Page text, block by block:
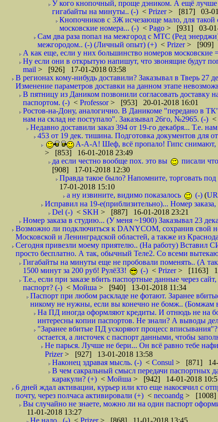
У кого кнопочный, проще дэником. А ещё лучше
гигабайты на минуты.. (-) < Prizer> [817] 03-
Кнопочников с 3Ж исчезающе мало, для такой
московские номера... (-) < Pago > [931] 03-01-
Сам два раза попал на межгород с МТС (Ред
межгородом.. (-) (Личный опыт) (+) < Prizer> [909]
А как еще, если у них большинство номеров московские
Ну если они в открытую напишут, что звонящие будут
mail > [926] 17-01-2018 03:58
В регионах кому-нибудь доставили? Заказывал в Тверь 27
Изменение параметров доставки на данном этапе
В пятницу из Даником позвонили согласовать доставку
паспортом. (-) < Professor> [953] 20-01-2018 16:01
Ростов-на-Дону, аналогично. В Даникоме "передано в
нам на склад не поступало". Заказывал 26го, №2965. (-) <
Недавно доставили заказ 394 от 19-го декабря... Т.е.
453 от 19 дек. тишина. Подготовка документов для
А-А-А! Шеф, всё пропало! Гипс снимают,
> [853] 16-01-2018 23:49
да если честно вообще пох. это вы
писали
[908] 17-01-2018 12:30
Правда такое было? Напомните, торговать
17-01-2018 15:10
а ну извините, видимо показалось
(-) (
Исправил на 19-е(приблизительно)... Номер
Del (-) < SKH > [887] 16-01-2018 23:21
Номер заказа в студию... (У меня ~1900) Заказывал 23
Возможно ли подключиться к DANYCOM, сохранив свой
Московской и Ленинградской областей, а также из
Сегодня привезли моему приятелю.. (На работу) Вставил
просто бесплатно. А так, обычный Теле2. Со всеми
Гигабайты на минуты еще не пробовали поменять.. (А
1500 минут за 200 руб! РулёЗЗ!
(-) < Prizer> [1163]
Т.е., если при заказе вбить паспортные данные через
паспорт? (-) < Мойша > [940] 13-01-2018 11:34
Паспорт при любом раскладе не фотают. Заранее
никому не нужны, если вы конечно не бомж.. (Бомжам
На ПД иногда оформляют кредиты. И отнюдь не на
интересны копии паспортов. Не знали? А выводы
"Заранее вбитые ПД ускоряют процесс
остается, а листочек с паспорт данными, чтобы
Не парься. Лучше не бери... Он всё равно тебе
Prizer> [927] 13-01-2018 13:58
Наконец здравая мысль. (-) < Consul > [871] 14-
В чем сакральный смысл передачи паспортных
каракули? (+) < Мойша > [942] 14-01-2018
6 дней ждал активации, курьер или кто еще накосячил с
почту, через полчаса активировали (+) < necoandg > [1008]
Вы случайно не знаете, можно ли на один паспорт
11-01-2018 13:27
Не надо.. (-) < Prizer> [868] 11-01-2018 13:45